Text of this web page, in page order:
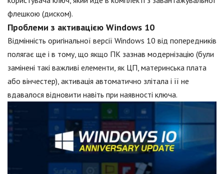
флешкою (диском).
Проблеми з активацією Windows 10
Відмінність оригінальної версії Windows 10 від попередників
полягає ще і в тому, що якщо ПК зазнав модернізацію (були
замінені такі важливі елементи, як ЦП, материнська плата
або вінчестер), активація автоматично злітала і її не
вдавалося відновити навіть при наявності ключа.